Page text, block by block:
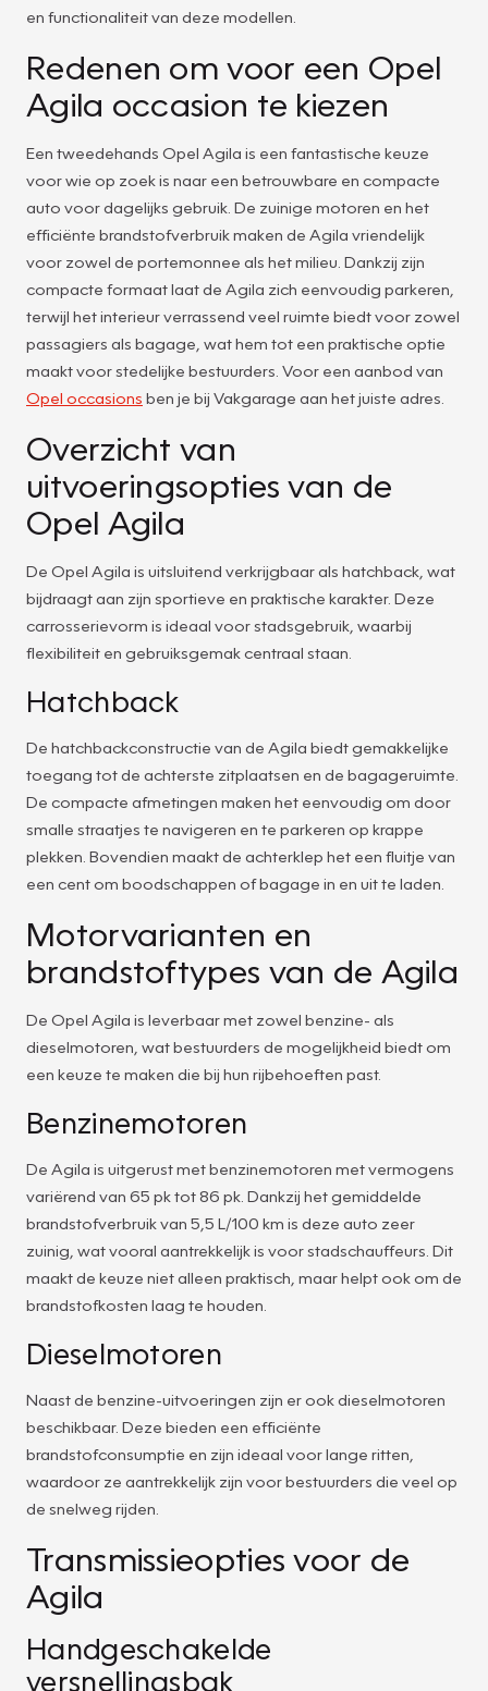
en functionaliteit van deze modellen.
Redenen om voor een Opel
Agila occasion te kiezen
Een tweedehands Opel Agila is een fantastische keuze
voor wie op zoek is naar een betrouwbare en compacte
auto voor dagelijks gebruik. De zuinige motoren en het
efficiënte brandstofverbruik maken de Agila vriendelijk
voor zowel de portemonnee als het milieu. Dankzij zijn
compacte formaat laat de Agila zich eenvoudig parkeren,
terwijl het interieur verrassend veel ruimte biedt voor zowel
passagiers als bagage, wat hem tot een praktische optie
maakt voor stedelijke bestuurders. Voor een aanbod van
Opel occasions ben je bij Vakgarage aan het juiste adres.
Overzicht van
uitvoeringsopties van de
Opel Agila
De Opel Agila is uitsluitend verkrijgbaar als hatchback, wat
bijdraagt aan zijn sportieve en praktische karakter. Deze
carrosserievorm is ideaal voor stadsgebruik, waarbij
flexibiliteit en gebruiksgemak centraal staan.
Hatchback
De hatchbackconstructie van de Agila biedt gemakkelijke
toegang tot de achterste zitplaatsen en de bagageruimte.
De compacte afmetingen maken het eenvoudig om door
smalle straatjes te navigeren en te parkeren op krappe
plekken. Bovendien maakt de achterklep het een fluitje van
een cent om boodschappen of bagage in en uit te laden.
Motorvarianten en
brandstoftypes van de Agila
De Opel Agila is leverbaar met zowel benzine- als
dieselmotoren, wat bestuurders de mogelijkheid biedt om
een keuze te maken die bij hun rijbehoeften past.
Benzinemotoren
De Agila is uitgerust met benzinemotoren met vermogens
variërend van 65 pk tot 86 pk. Dankzij het gemiddelde
brandstofverbruik van 5,5 L/100 km is deze auto zeer
zuinig, wat vooral aantrekkelijk is voor stadschauffeurs. Dit
maakt de keuze niet alleen praktisch, maar helpt ook om de
brandstofkosten laag te houden.
Dieselmotoren
Naast de benzine-uitvoeringen zijn er ook dieselmotoren
beschikbaar. Deze bieden een efficiënte
brandstofconsumptie en zijn ideaal voor lange ritten,
waardoor ze aantrekkelijk zijn voor bestuurders die veel op
de snelweg rijden.
Transmissieopties voor de
Agila
Handgeschakelde
versnellingsbak